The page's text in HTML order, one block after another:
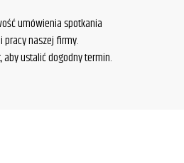
umówienia spotkania
naszej firmy.
ustalić dogodny termin.